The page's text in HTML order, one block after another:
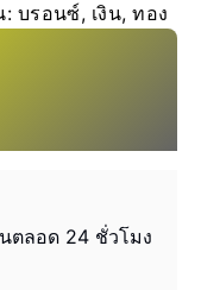
บรอนซ์, เงิน, ทอง
ตลอด 24 ชั่วโมง